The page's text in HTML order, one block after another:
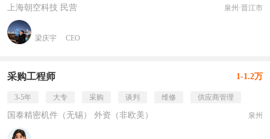
上海朝空科技 民营 泉州·晋江市
梁庆宇 CEO
采购工程师 1-1.2万
3-5年 大专 采购 谈判 维修 供应商管理
国泰精密机件（无锡） 外资（非欧美） 泉州